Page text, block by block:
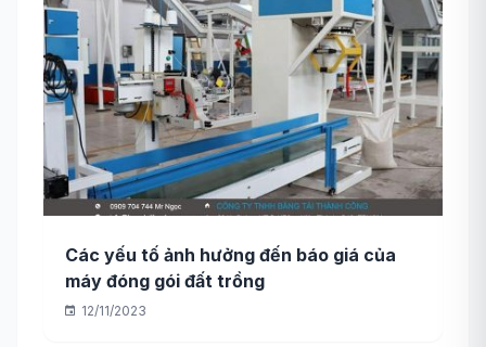
Các yếu tố ảnh hưởng đến báo giá của
máy đóng gói đất trồng
12/11/2023